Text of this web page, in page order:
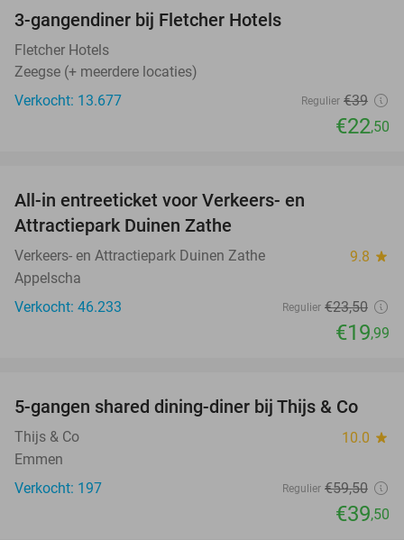
3-gangendiner bij Fletcher Hotels
Fletcher Hotels
Zeegse (+ meerdere locaties)
Verkocht: 13.677
Regulier €39
€22,50
All-in entreeticket voor Verkeers- en
Attractiepark Duinen Zathe
Verkeers- en Attractiepark Duinen Zathe 9.8 star
Appelscha
Verkocht: 46.233
Regulier €23,50
€19,99
34%
5-gangen shared dining-diner bij Thijs & Co
Thijs & Co 10.0 star
Emmen
Verkocht: 197
Regulier €59,50
€39,50